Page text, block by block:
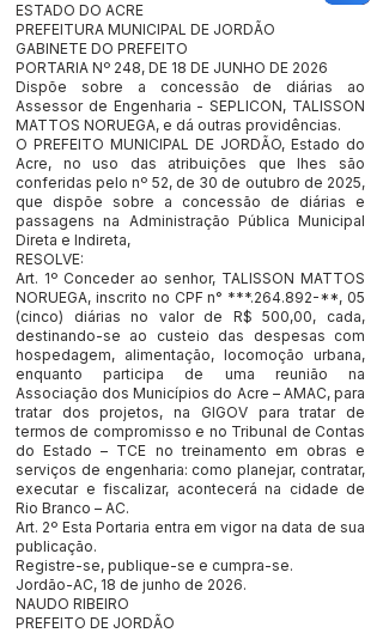
ESTADO DO ACRE
PREFEITURA MUNICIPAL DE JORDÃO
GABINETE DO PREFEITO
PORTARIA Nº 248, DE 18 DE JUNHO DE 2026
Dispõe sobre a concessão de diárias ao
Assessor de Engenharia - SEPLICON, TALISSON
MATTOS NORUEGA, e dá outras providências.
O PREFEITO MUNICIPAL DE JORDÃO, Estado do
Acre, no uso das atribuições que lhes são
conferidas pelo nº 52, de 30 de outubro de 2025,
que dispõe sobre a concessão de diárias e
passagens na Administração Pública Municipal
Direta e Indireta,
RESOLVE:
Art. 1º Conceder ao senhor, TALISSON MATTOS
NORUEGA, inscrito no CPF n° ***.264.892-**, 05
(cinco) diárias no valor de R$ 500,00, cada,
destinando-se ao custeio das despesas com
hospedagem, alimentação, locomoção urbana,
enquanto participa de uma reunião na
Associação dos Municípios do Acre – AMAC, para
tratar dos projetos, na GIGOV para tratar de
termos de compromisso e no Tribunal de Contas
do Estado – TCE no treinamento em obras e
serviços de engenharia: como planejar, contratar,
executar e fiscalizar, acontecerá na cidade de
Rio Branco – AC.
Art. 2º Esta Portaria entra em vigor na data de sua
publicação.
Registre-se, publique-se e cumpra-se.
Jordão-AC, 18 de junho de 2026.
NAUDO RIBEIRO
PREFEITO DE JORDÃO